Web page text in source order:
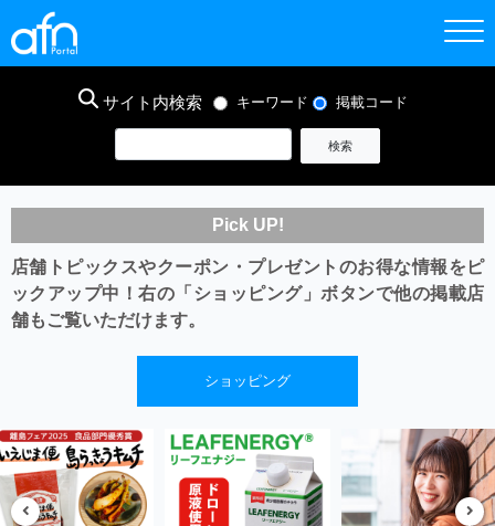
サイト内検索 キーワード 掲載コード
Pick UP!
店舗トピックスやクーポン・プレゼントのお得な情報をピ
ックアップ中！右の「ショッピング」ボタンで他の掲載店
舗もご覧いただけます。
ショッピング